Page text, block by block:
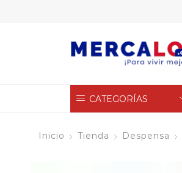
CATEGORÍAS
Inicio Tienda Despensa